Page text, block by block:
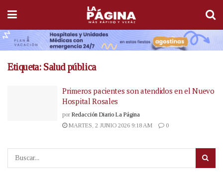
Etiqueta: Salud pública
Primeros pacientes son atendidos en el Nuevo
Hospital Rosales
por Redacción Diario La Página
MARTES, 2 JUNIO 2026 9:18 AM
0